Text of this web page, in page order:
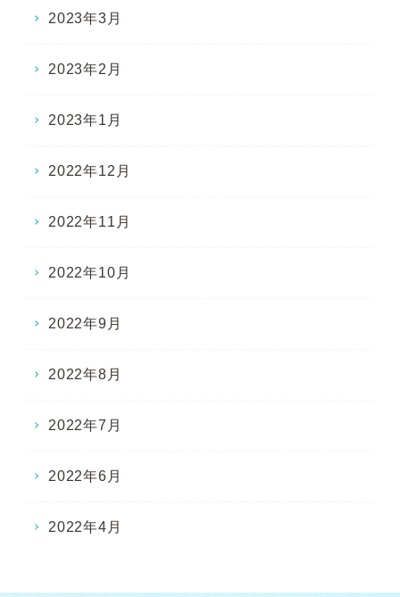
2023年3月
2023年2月
2023年1月
2022年12月
2022年11月
2022年10月
2022年9月
2022年8月
2022年7月
2022年6月
2022年4月